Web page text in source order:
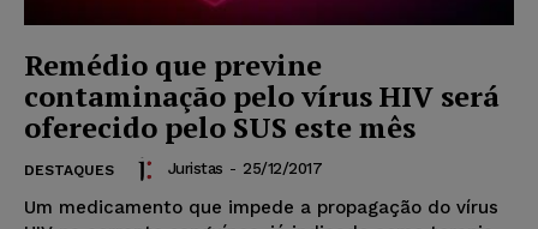
Remédio que previne
contaminação pelo vírus HIV será
oferecido pelo SUS este mês
DESTAQUES Juristas - 25/12/2017
Um medicamento que impede a propagação do vírus